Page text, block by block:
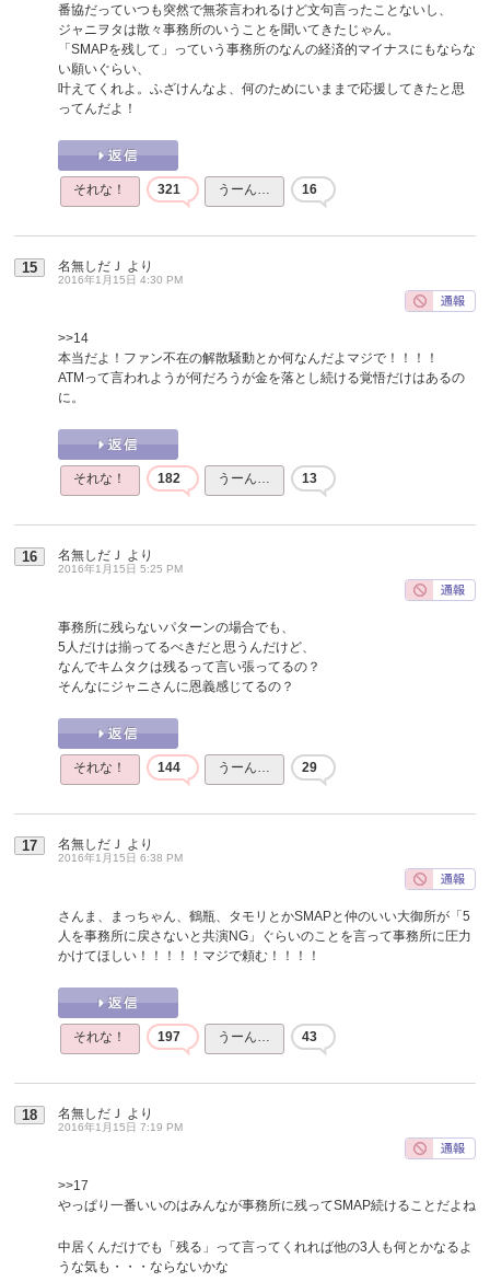
番協だっていつも突然で無茶言われるけど文句言ったことないし、
ジャニヲタは散々事務所のいうことを聞いてきたじゃん。
「SMAPを残して」っていう事務所のなんの経済的マイナスにもならな
い願いぐらい、
叶えてくれよ。ふざけんなよ、何のためにいままで応援してきたと思
ってんだよ！
それな！ 321 うーん… 16
15 名無しだＪ より
2016年1月15日 4:30 PM
>>14
本当だよ！ファン不在の解散騒動とか何なんだよマジで！！！！
ATMって言われようが何だろうが金を落とし続ける覚悟だけはあるの
に。
それな！ 182 うーん… 13
16 名無しだＪ より
2016年1月15日 5:25 PM
事務所に残らないパターンの場合でも、
5人だけは揃ってるべきだと思うんだけど、
なんでキムタクは残るって言い張ってるの？
そんなにジャニさんに恩義感じてるの？
それな！ 144 うーん… 29
17 名無しだＪ より
2016年1月15日 6:38 PM
さんま、まっちゃん、鶴瓶、タモリとかSMAPと仲のいい大御所が「5
人を事務所に戻さないと共演NG」ぐらいのことを言って事務所に圧力
かけてほしい！！！！！マジで頼む！！！！
それな！ 197 うーん… 43
18 名無しだＪ より
2016年1月15日 7:19 PM
>>17
やっぱり一番いいのはみんなが事務所に残ってSMAP続けることだよね
中居くんだけでも「残る」って言ってくれれば他の3人も何とかなるよ
うな気も・・・ならないかな